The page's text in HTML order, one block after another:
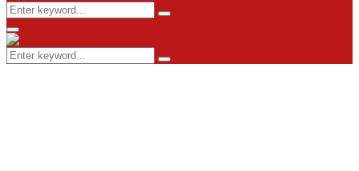
Search
for:
Search
Primary
Menu
Search
for:
Search